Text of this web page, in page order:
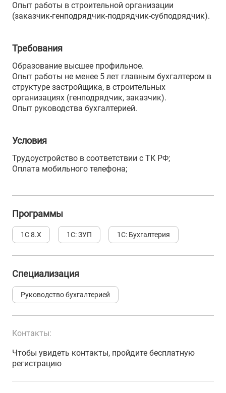
Опыт работы в строительной организации
(заказчик-генподрядчик-подрядчик-субподрядчик).
Требования
Образование высшее профильное.
Опыт работы не менее 5 лет главным бухгалтером в
структуре застройщика, в строительных
организациях (генподрядчик, заказчик).
Опыт руководства бухгалтерией.
Условия
Трудоустройство в соответствии с ТК РФ;
Оплата мобильного телефона;
Программы
1С 8.Х 1С: ЗУП 1С: Бухгалтерия
Специализация
Руководство бухгалтерией
Контакты:
Чтобы увидеть контакты, пройдите бесплатную
регистрацию